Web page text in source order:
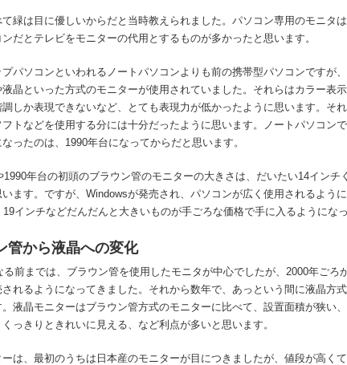
て緑は目に優しいからだと当時教えられました。パソコン専用のモニタ
だとテレビをモニターの代用とするものが多かったと思います。
パソコンといわれるノートパソコンよりも前の携帯型パソコンですが
液晶といった方式のモニターが使用されていました。それらはカラー表
しか表現できないなど、とても表現力が低かったように思います。そ
トなどを使用する分には十分だったように思います。ノートパソコン
ったのは、1990年台になってからだと思います。
1990年台の初頭のブラウン管のモニターの大きさは、だいたい14インチ
います。ですが、Windowsが発売され、パソコンが広く使用されるよう
19インチなどだんだんと大きいものが手ごろな価格で手に入るようにな
管から液晶への変化
る前までは、ブラウン管を使用したモニタが中心でしたが、2000年ごろ
されるようになってきました。それから数年で、あっという間に液晶方
。液晶モニターはブラウン管方式のモニターに比べて、設置面積が狭い
っきりときれいに見える、など利点が多いと思います。
は、最初のうちは日本産のモニターが目につきましたが、値段が高く